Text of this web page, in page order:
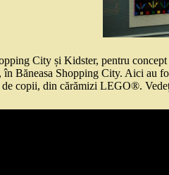
City și Kidster, pentru
Băneasa Shopping City. Aici au
de copii, din cărămizi LEGO®.